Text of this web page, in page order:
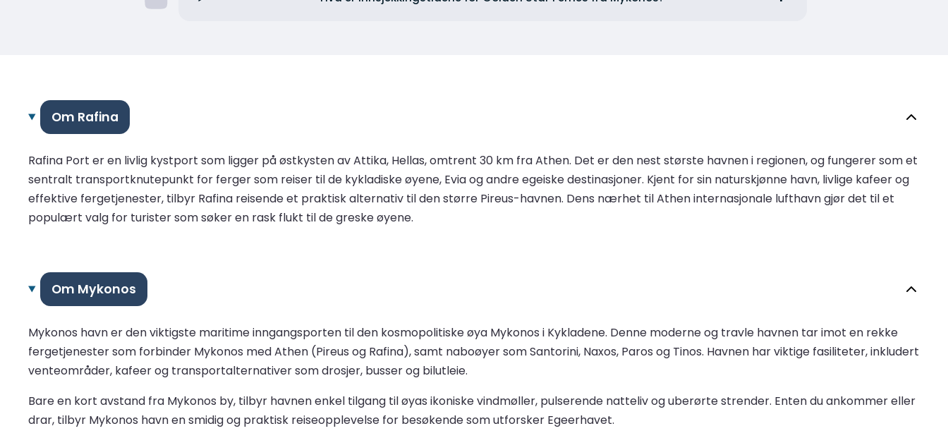
Om Rafina
Rafina Port er en livlig kystport som ligger på østkysten av Attika, Hellas, omtrent 30 km fra Athen. Det er den nest største havnen i regionen, og fungerer som et
sentralt transportknutepunkt for ferger som reiser til de kykladiske øyene, Evia og andre egeiske destinasjoner. Kjent for sin naturskjønne havn, livlige kafeer og
effektive fergetjenester, tilbyr Rafina reisende et praktisk alternativ til den større Pireus-havnen. Dens nærhet til Athen internasjonale lufthavn gjør det til et
populært valg for turister som søker en rask flukt til de greske øyene.
Om Mykonos
Mykonos havn er den viktigste maritime inngangsporten til den kosmopolitiske øya Mykonos i Kykladene. Denne moderne og travle havnen tar imot en rekke
fergetjenester som forbinder Mykonos med Athen (Pireus og Rafina), samt naboøyer som Santorini, Naxos, Paros og Tinos. Havnen har viktige fasiliteter, inkludert
venteområder, kafeer og transportalternativer som drosjer, busser og bilutleie.
Bare en kort avstand fra Mykonos by, tilbyr havnen enkel tilgang til øyas ikoniske vindmøller, pulserende natteliv og uberørte strender. Enten du ankommer eller
drar, tilbyr Mykonos havn en smidig og praktisk reiseopplevelse for besøkende som utforsker Egeerhavet.